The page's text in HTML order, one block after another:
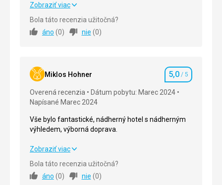
Skvělý hotel, skvělá lokalita, vynikající jídlo, skvělé
Strava
Okolie 5,0/ 5
Služby 5,0
Zobraziť viac
Bola táto recenzia užitočná?
áno (0) nie (0)
Miklos Hohner Hodnotenie
5,0 / 5
Overená recenzia
Dátum pobytu: Marec 2024
Napísané Marec 2024
Vše bylo fantastické, nádherný hotel s nádherným
výhledem, výborná doprava.
Vše bylo fantastické, nádherný hotel s nádherným
Strava
Zobraziť viac
Bola táto recenzia užitočná?
áno (0) nie (0)